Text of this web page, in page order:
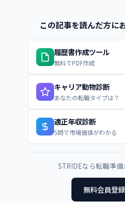
この記事を読んだ方に
履歴書作成ツール
無料でPDF作成
キャリア動物診断
あなたの転職タイプは？
適正年収診断
5問で市場価値がわかる
STRIDEなら転職準
無料会員登